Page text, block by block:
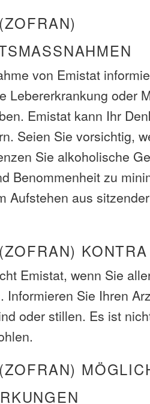
von Emistat
Lebererkrankung oder
Emistat kann Ihr
Seien Sie vorsichtig,
Sie alkoholische
Benommenheit zu
Aufstehen aus
KONTRA
Emistat, wenn Sie
Informieren Sie Ihren
oder stillen. Es ist